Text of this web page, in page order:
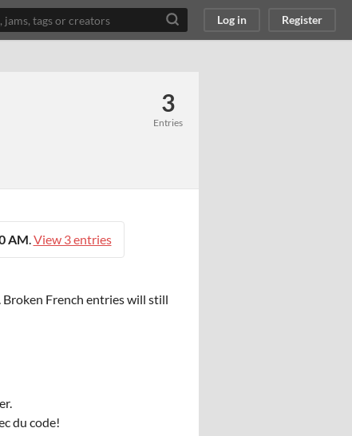
Log in Register
3
Entries
AM.View 3 entries
French entries will still
du code!